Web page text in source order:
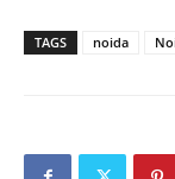
TAGS noida